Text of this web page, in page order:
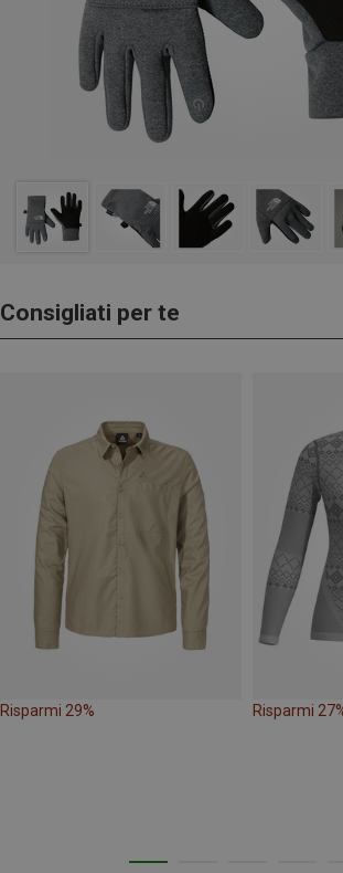
Consigliati per te
Risparmi 29% Risparmi